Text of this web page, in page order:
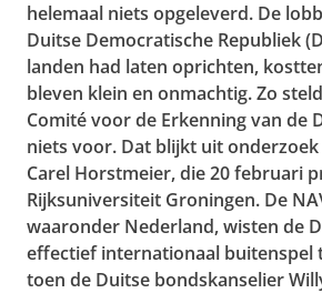
helemaal niets opgeleverd. De
Duitse Democratische Republiek
landen had laten oprichten,
bleven klein en onmachtig. Zo
Comité voor de Erkenning van de
niets voor. Dat blijkt uit
Carel Horstmeier, die 20 februari
Rijksuniversiteit Groningen. De
waaronder Nederland, wisten de
effectief internationaal buitenspel
toen de Duitse bondskanselier